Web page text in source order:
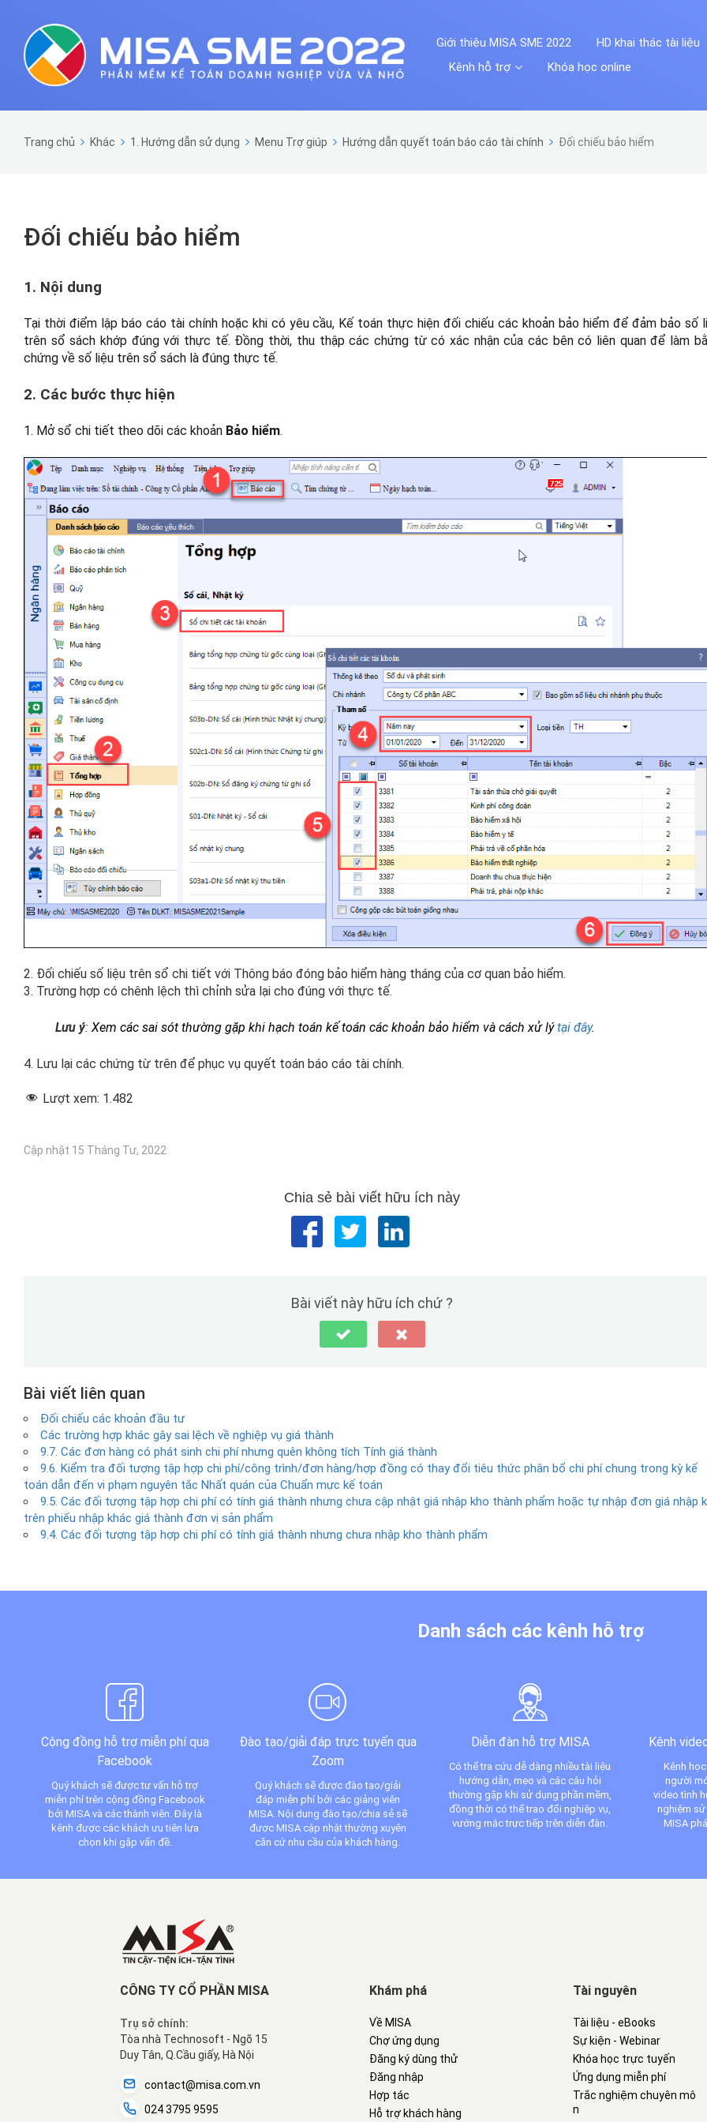
Giới thiệu MISA SME 2022 HD khai thác tài liệu
Kênh hỗ trợ
Khóa học online
Trang chủ Khác 1. Hướng dẫn sử dụng Menu Trợ giúp Hướng dẫn quyết toán báo cáo tài chính Đối chiếu bảo hiểm
Đối chiếu bảo hiểm
1. Nội dung
Tại thời điểm lập báo cáo tài chính hoặc khi có yêu cầu, Kế toán thực hiệnđối chiếu các khoản bảo hiểm để đảm bảo số
trên sổsách khớp đúng với thực tế. Đồng thời, thu thập các chứng từ có xác nhậncủa các bên có liên quan để làm
chứng về số liệu trên sổ sách là đúng thực tế.
2. Các bước thực hiện
1. Mở sổ chi tiết theo dõi các khoản Bảo hiểm.
2. Đối chiếu số liệu trên sổ chi tiết với Thông báo đóng bảo hiểm hàng tháng của cơ quan bảo hiểm.
3. Trường hợp có chênh lệch thì chỉnh sửa lại cho đúng với thực tế.
Lưu ý: Xem các sai sót thường gặp khi hạch toán kế toán các khoản bảo hiểm và cách xử lýtại đây.
4. Lưu lại các chứng từ trên để phục vụ quyết toán báo cáo tài chính.
Lượt xem: 1.482
Cập nhật 15 Tháng Tư, 2022
Chia sẻ bài viết hữu ích này
Bài viết này hữu ích chứ ?
Bài viết liên quan
Đối chiếu các khoản đầu tư
Các trường hợp khác gây sai lệch về nghiệp vụ giá thành
9.7. Các đơn hàng có phát sinh chi phí nhưng quên không tích Tính giá thành
9.6. Kiểm tra đối tượng tập hợp chi phí/công trình/đơn hàng/hợp đồng có thay đổi tiêu thức phân bổ chi phí chung trong kỳ kế
toán dẫn đến vi phạm nguyên tắc Nhất quán của Chuẩn mực kế toán
9.5. Các đối tượng tập hợp chi phí có tính giá thành nhưng chưa cập nhật giá nhập kho thành phẩm hoặc tự nhập đơn giá nhập
trên phiếu nhập khác giá thành đơn vị sản phẩm
9.4. Các đối tượng tập hợp chi phí có tính giá thành nhưng chưa nhập kho thành phẩm
Danh sách các kênh hỗ trợ
Cộng đồng hỗ trợ miễn phí qua
Facebook
Quý khách sẽ được tư vấn hỗ trợ
miễn phí trên cộng đồng Facebook
bởi MISA và các thành viên. Đây là
kênh được các khách ưu tiên lựa
chọn khi gặp vấn đề.
Đào tạo/giải đáp trực tuyến qua
Zoom
Quý khách sẽ được đào tạo/giải
đáp miễn phí bởi các giảng viên
MISA. Nội dung đào tạo/chia sẻ sẽ
được MISA cập nhật thường xuyên
căn cứ nhu cầu của khách hàng.
Diễn đàn hỗ trợ MISA
Có thể tra cứu dễ dàng nhiều tài liệu
hướng dẫn, mẹo và các câu hỏi
thường gặp khi sử dụng phần mềm,
đồng thời có thể trao đổi nghiệp vụ,
vướng mắc trực tiếp trên diễn đàn.
Kênh
Kênh
người
video tình
nghiệm
MISA
CÔNG TY CỔ PHẦN MISA
Trụ sở chính:
Tòa nhà Technosoft - Ngõ 15
Duy Tân, Q.Cầu giấy, Hà Nội
contact@misa.com.vn
024 3795 9595
Khám phá
Về MISA
Chợ ứng dụng
Đăng ký dùng thử
Đăng nhập
Hợp tác
Hỗ trợ khách hàng
Tài nguyên
Tài liệu - eBooks
Sự kiện - Webinar
Khóa học trực tuyến
Ứng dụng miễn phí
Trắc nghiệm chuyên mô
n